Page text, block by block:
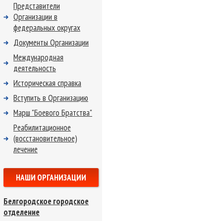
Представители
Организации в
федеральных округах
Документы Организации
Международная
деятельность
Историческая справка
Вступить в Организацию
Марш "Боевого Братства"
Реабилитационное
(восстановительное)
лечение
НАШИ ОРГАНИЗАЦИИ
Белгородское городское
отделение